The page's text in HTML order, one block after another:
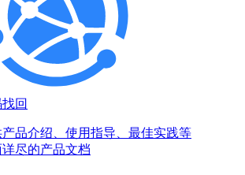
回
品介绍、使用指导、最佳实践等
尽的产品文档